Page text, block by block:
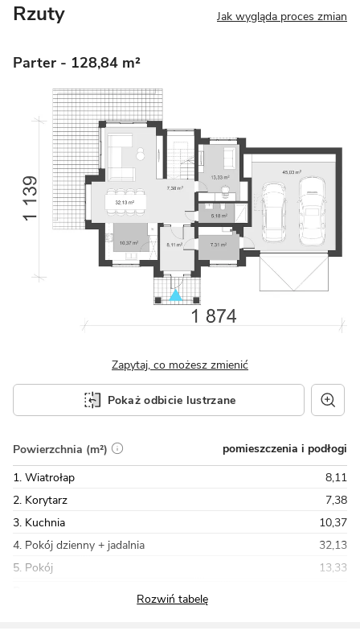
Rzuty Jak wygląda proces zmian
Parter - 128,84 m²
Zapytaj, co możesz zmienić
Pokaż odbicie lustrzane
Powierzchnia (m²)
pomieszczenia i podłogi
1. Wiatrołap
8,11
2. Korytarz
7,38
3. Kuchnia
10,37
4. Pokój dzienny + jadalnia
32,13
5. Pokój
13,33